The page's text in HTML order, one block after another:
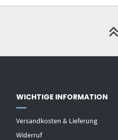
WICHTIGE INFORMATION
Versandkosten & Lieferung
Widerruf